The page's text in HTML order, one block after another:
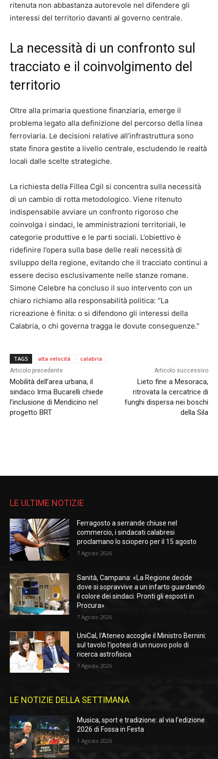
ritenuta non abbastanza autorevole nel difendere gli
interessi del territorio davanti al governo centrale.
La necessità di un confronto sul
tracciato e il coinvolgimento del
territorio
Oltre alla primaria questione finanziaria, emerge il
problema legato alla definizione del percorso della linea
ferroviaria. Le decisioni relative all’infrastruttura sono
state finora gestite a livello centrale, escludendo le realtà
locali dalle scelte strategiche.
La richiesta della Fillea Cgil si concentra sulla necessità
di un cambio di rotta metodologico. Viene ritenuto
indispensabile avviare un confronto rigoroso che
coinvolga i sindaci, le amministrazioni territoriali, le
categorie produttive e le parti sociali. L’obiettivo è
ridefinire l’opera sulla base delle reali necessità di
sviluppo della regione, evitando che il tracciato continui a
essere deciso esclusivamente nelle stanze romane.
Simone Celebre ha concluso il suo intervento con un
chiaro richiamo alla responsabilità politica: “La
ricreazione è finita: o si difendono gli interessi della
Calabria, o chi governa tragga le dovute conseguenze.”
TAGS alta velocità calabria
Articolo precedente
Mobilità dell’area urbana, il
sindaco Irma Bucarelli chiede
l’inclusione di Mendicino nel
progetto BRT
Articolo successivo
Lieto fine a Mesoraca,
ritrovata la cercatrice di
funghi dispersa nei boschi
della Sila
LE ULTIME NOTIZIE
Ferragosto a serrande chiuse nel
commercio, i sindacati calabresi
proclamano lo sciopero per il 15 agosto
7 Agosto 2026
Sanità, Campana: «La Regione decide
dove si sopravvive a un infarto guardando
il colore dei sindaci. Pronti gli esposti in
Procura»
7 Agosto 2026
UniCal, l’Ateneo accoglie il Ministro Bernini:
sul tavolo l’ipotesi di un nuovo polo di
ricerca astrofisica
7 Agosto 2026
LE NOTIZIE DELLA SETTIMANA
Musica, sport e tradizione: al via l’edizione
2026 di Fossa in Festa
1 Agosto 2026